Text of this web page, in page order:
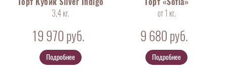
3,4 кг.
19 970 руб.
Подробнее
от 1 кг.
9 680 руб.
Подробнее